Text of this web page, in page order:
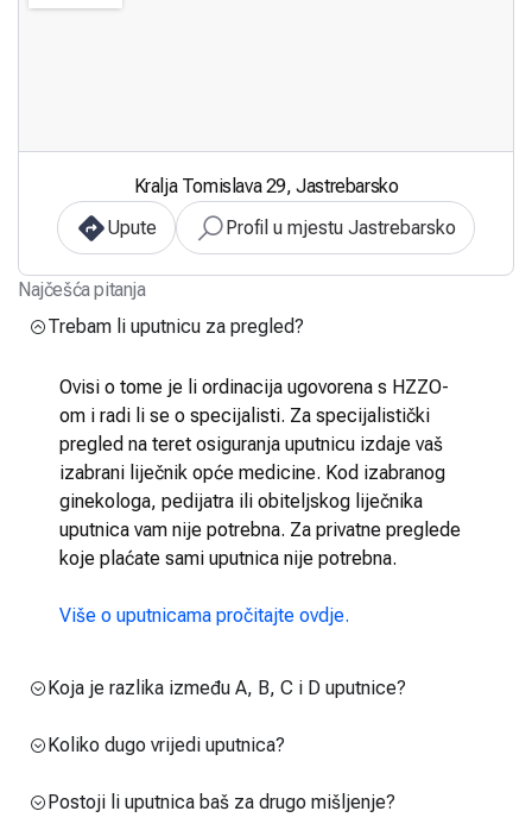
Kralja Tomislava 29, Jastrebarsko
Upute
Profil u mjestu Jastrebarsko
Najčešća pitanja
Trebam li uputnicu za pregled?
Ovisi o tome je li ordinacija ugovorena s HZZO-
om i radi li se o specijalisti. Za specijalistički
pregled na teret osiguranja uputnicu izdaje vaš
izabrani liječnik opće medicine. Kod izabranog
ginekologa, pedijatra ili obiteljskog liječnika
uputnica vam nije potrebna. Za privatne preglede
koje plaćate sami uputnica nije potrebna.
Više o uputnicama pročitajte ovdje.
Koja je razlika između A, B, C i D uputnice?
Koliko dugo vrijedi uputnica?
Postoji li uputnica baš za drugo mišljenje?